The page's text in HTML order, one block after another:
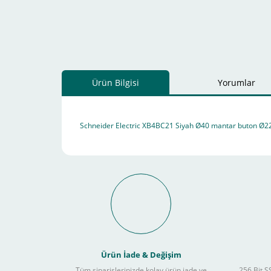
Ürün Bilgisi Yorumlar
Schneider Electric XB4BC21 Siyah Ø40 mantar buton
Schneider Electric
Kullanılır ?
Ürün İade & Değişim